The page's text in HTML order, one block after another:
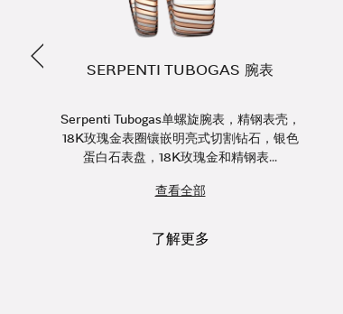
Previous
SERPENTI TUBOGAS 腕表
Serpenti Tubogas单螺旋腕表，精钢表壳，
18K玫瑰金表圈镶嵌明亮式切割钻石，银色
蛋白石表盘，18K玫瑰金和精钢表...
查看全部
了解更多